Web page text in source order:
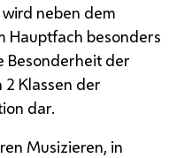
neben dem
Hauptfach besonders
Besonderheit der
Klassen der
dar.
Musizieren, in